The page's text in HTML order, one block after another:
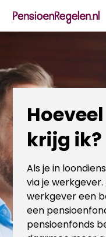
krijg ik?
Als je in
via je
werkgever een
een
pensioenfonds